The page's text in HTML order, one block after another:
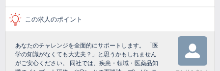
この求人のポイント
あなたのチャレンジを全面的にサポートします。 「医
学の知識がなくても大丈夫？」と思うかもしれません
がご安心ください。 同社では、疾患・領域・医薬品知